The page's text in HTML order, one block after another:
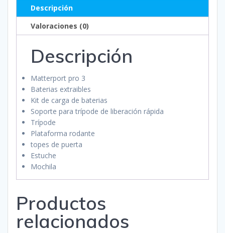
Descripción
Valoraciones (0)
Descripción
Matterport pro 3
Baterias extraibles
Kit de carga de baterias
Soporte para trípode de liberación rápida
Trípode
Plataforma rodante
topes de puerta
Estuche
Mochila
Productos
relacionados